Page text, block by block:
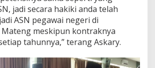
a
n
K
e
r
a
jadi secara hakiki anda telah
ASN pegawai negeri di
meskipun kontraknya
tahunnya,” terang Askary.